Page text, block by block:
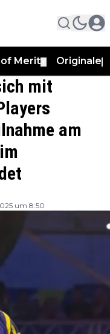
Merit Originale
mit
am
um 8:50